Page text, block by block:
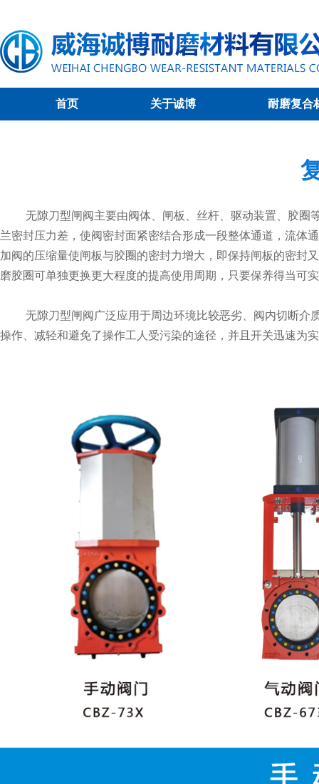
首页 关于诚博 耐磨复合
无隙刀型闸阀主要由阀体、闸板、丝杆、驱动装置、胶圈
兰密封压力差，使阀密封面紧密结合形成一段整体通道，流体
加阀的压缩量使闸板与胶圈的密封力增大，即保持闸板的密封
磨胶圈可单独更换更大程度的提高使用周期，只要保养得当可
无隙刀型闸阀广泛应用于周边环境比较恶劣、阀内切断介
操作、减轻和避免了操作工人受污染的途径，并且开关迅速为